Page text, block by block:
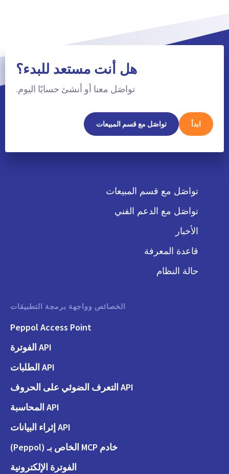
هل أنت مستعد للبدء؟
تواصَل معنا أو أنشئ حسابًا اليوم.
ابدأ تواصَل مع قسم المبيعات
تواصَل مع قسم المبيعات
تواصَل مع الدعم الفني
الأخبار
قاعدة المعرفة
حالة النظام
الخصائص وواجهة برمجة التطبيقات
Peppol Access Point
API الفوترة
API الطلبات
API التعرف الضوئي على الحروف
API المحاسبة
API إثراء البيانات
خادم MCP الخاص بـ (Peppol)
الفوترة الإلكترونية